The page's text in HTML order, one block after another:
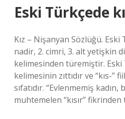
Eski Türkçede
Kız – Nişanyan Sözlüğü. Eski
nadir, 2. cimri, 3. alt yetişkin
kelimesinden türemiştir. Eski
kelimesinin zıttıdır ve “kıs-”
sıfatıdır. “Evlenmemiş kadın,
muhtemelen “kısır”